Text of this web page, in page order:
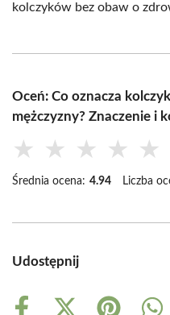
kolczyków bez obaw o
Oceń: Co oznacza
mężczyzny? Znaczenie i
★ ★ ★ ★ ★
Średnia ocena: 4.94 Liczba
Udostępnij